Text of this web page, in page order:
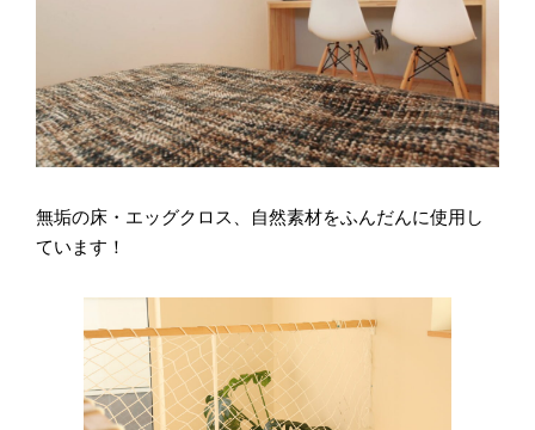
無垢の床・エッグクロス、自然素材をふんだんに使用し
ています！